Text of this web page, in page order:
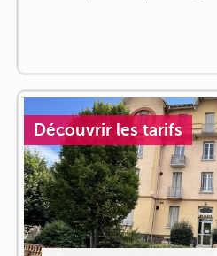
Découvrir les tarifs